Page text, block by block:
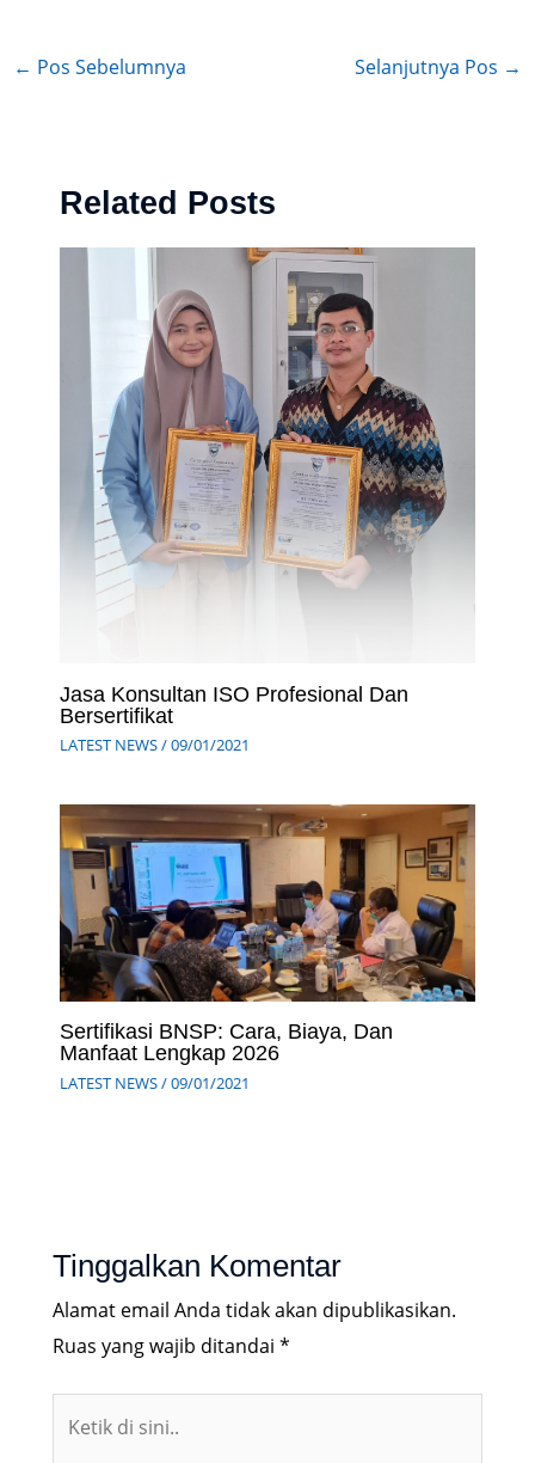
← Pos Sebelumnya Selanjutnya Pos →
Related Posts
Jasa Konsultan ISO Profesional Dan
Bersertifikat
LATEST NEWS/09/01/2021
Sertifikasi BNSP: Cara, Biaya, Dan
Manfaat Lengkap 2026
LATEST NEWS/09/01/2021
Tinggalkan Komentar
Alamat email Anda tidak akan dipublikasikan.
Ruas yang wajib ditandai *